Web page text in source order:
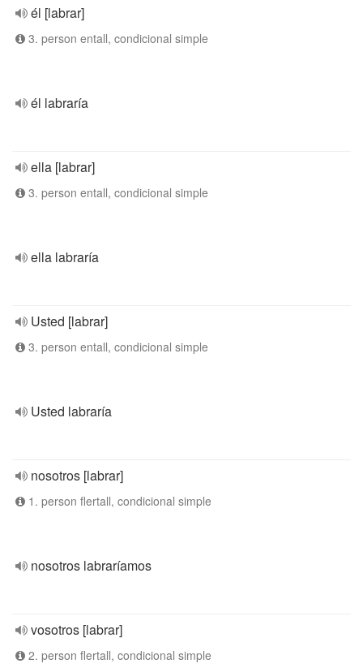
él [labrar]
3. person entall, condicional simple
él labraría
ella [labrar]
3. person entall, condicional simple
ella labraría
Usted [labrar]
3. person entall, condicional simple
Usted labraría
nosotros [labrar]
1. person flertall, condicional simple
nosotros labraríamos
vosotros [labrar]
2. person flertall, condicional simple